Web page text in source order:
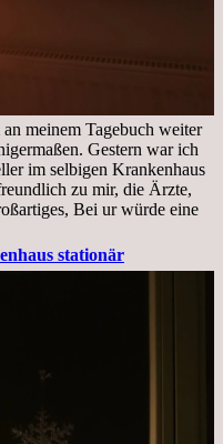
meinem Tagebuch weiter
Gestern war ich
im selbigen Krankenhaus
zu mir, die Ärzte,
Bei ur würde eine
stationär